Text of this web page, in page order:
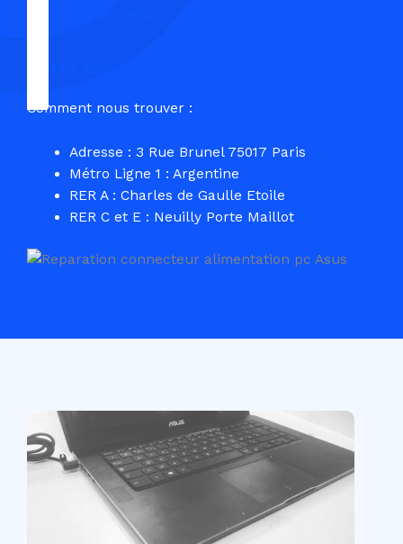
Comment nous trouver :
Adresse : 3 Rue Brunel 75017 Paris
Métro Ligne 1 : Argentine
RER A : Charles de Gaulle Etoile
RER C et E : Neuilly Porte Maillot